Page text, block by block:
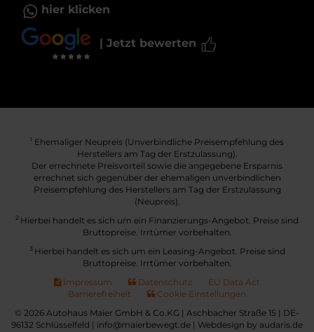
hier klicken
| Jetzt bewerten
1
Ehemaliger Neupreis (Unverbindliche Preisempfehlung des
Herstellers am Tag der Erstzulassung).
Der errechnete Preisvorteil sowie die angegebene Ersparnis
errechnet sich gegenüber der ehemaligen unverbindlichen
Preisempfehlung des Herstellers am Tag der Erstzulassung
(Neupreis).
2 Hierbei handelt es sich um ein Finanzierungs-Angebot. Preise sind
Bruttopreise. Irrtümer vorbehalten.
3 Hierbei handelt es sich um ein Leasing-Angebot. Preise sind
Bruttopreise. Irrtümer vorbehalten.
Impressum
Datenschutz
EU Data Act
Barrierefreiheit
Cookie Einstellungen
© 2026 Autohaus Maier GmbH & Co.KG | Aschbacher Straße 15 | DE-
96132 Schlüsselfeld | info@maierbewegt.de | Webdesign by audaris.de